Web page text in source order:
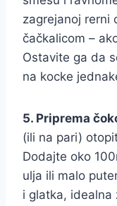
zagrejanoj rerni
čačkalicom –
Ostavite ga da
na kocke
5. Priprema
(ili na pari)
Dodajte oko
ulja ili malo
i glatka, idealna